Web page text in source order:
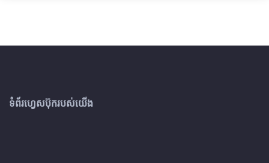
ទំព័រហ្វេសប៊ុករបស់យើង